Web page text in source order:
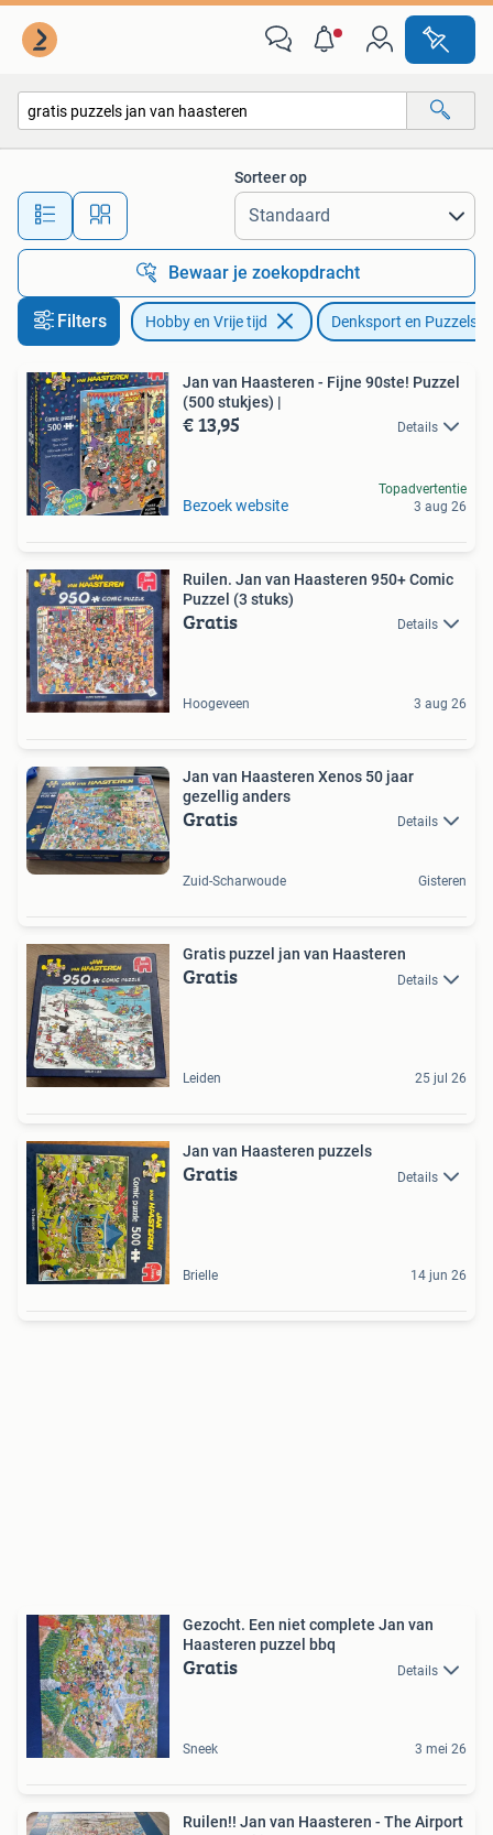
Alle afstanden…
Sorteer op
Bewaar je zoekopdracht
Filters Hobby en Vrije tijd Denksport en Puzzels
Jan van Haasteren - Fijne 90ste! Puzzel
(500 stukjes) |
€ 13,95 Details
Bezoek website
Topadvertentie
3 aug 26
Ruilen. Jan van Haasteren 950+ Comic
Puzzel (3 stuks)
Gratis Details
Hoogeveen 3 aug 26
Jan van Haasteren Xenos 50 jaar
gezellig anders
Gratis Details
Zuid-Scharwoude Gisteren
Gratis puzzel jan van Haasteren
Gratis Details
Leiden 25 jul 26
Jan van Haasteren puzzels
Gratis Details
Brielle 14 jun 26
Gezocht. Een niet complete Jan van
Haasteren puzzel bbq
Gratis Details
Sneek 3 mei 26
Ruilen!! Jan van Haasteren - The Airport